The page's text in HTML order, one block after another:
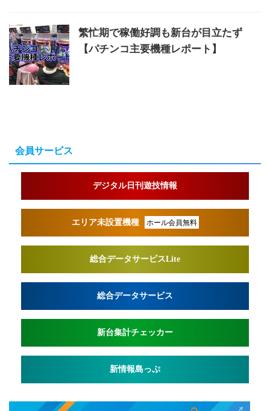
繁忙期で稼働好調も新台が目立たず
【パチンコ主要機種レポート】
会員サービス
デジタル日刊遊技情報
エリア未設置機種 ホール会員無料
総合データサービスLite
総合データサービス
新台集計チェッカー
新情報島っぷ